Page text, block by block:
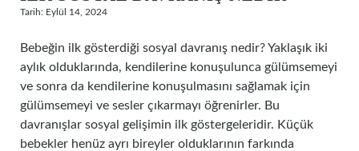
Tarih: Eylül 14, 2024
Bebeğin ilk gösterdiği sosyal davranış nedir? Yaklaşık iki
aylık olduklarında, kendilerine konuşulunca gülümsemeyi
ve sonra da kendilerine konuşulmasını sağlamak için
gülümsemeyi ve sesler çıkarmayı öğrenirler. Bu
davranışlar sosyal gelişimin ilk göstergeleridir. Küçük
bebekler henüz ayrı bireyler olduklarının farkında